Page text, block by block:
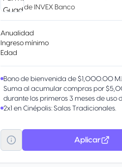
de INVEX Banco
Anualidad
Ingreso mínimo
Edad
Bono de bienvenida de $1,000.00
Suma al acumular compras por
durante los primeros 3 meses de uso
2x1 en Cinépolis: Salas Tradicionales.
Aplicar